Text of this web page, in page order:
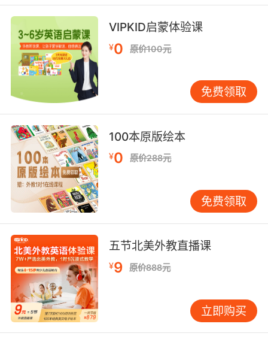
内容简介
本书精选的131个女孩子必读的美丽故事，讲述了
白雪公主、爱丽儿、贝儿、灰姑娘等8位最受欢迎
的迪士尼公主独特而迷人的成长历程。这里的每
一位公主都有自己特别的魅力，吸引着所有梦想
成为公主的女孩儿以她们作为榜样，把自己修炼
成乐观、自信、坚强的人，从而开启自己高雅不
凡、出类拔萃的公主之门。
白雪公主
梦想成真
特殊的魔法
多彩的圣诞节
小溪的歌声
闪亮的回家路
VIPKID启蒙体验课
¥0 原价100元
免费领取
100本原版绘本
¥0 原价288元
免费领取
五节北美外教直播课
¥9 原价888元
立即购买